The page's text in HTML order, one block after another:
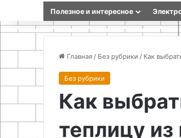
Полезное и интересное
Главная / Без рубрики / Как
Без рубрики
Как
теплицу из